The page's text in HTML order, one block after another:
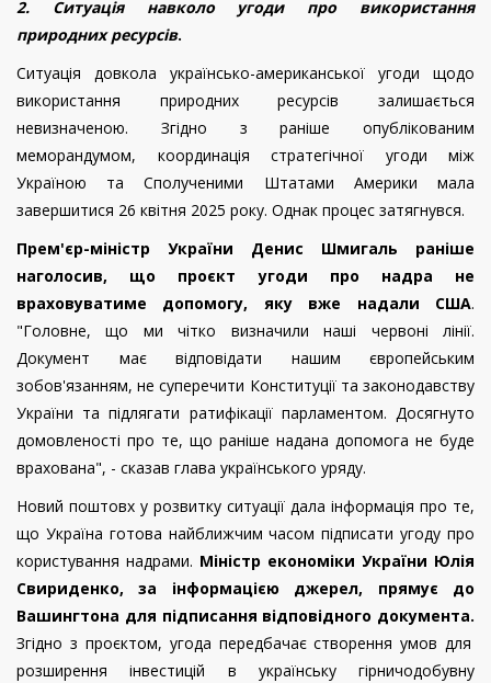
2. Ситуація навколо угоди про використання
природних ресурсів.
Ситуація довкола українсько-американської угоди щодо
використання природних ресурсів залишається
невизначеною. Згідно з раніше опублікованим
меморандумом, координація стратегічної угоди між
Україною та Сполученими Штатами Америки мала
завершитися 26 квітня 2025 року. Однак процес затягнувся.
Прем'єр-міністр України Денис Шмигаль раніше
наголосив, що проєкт угоди про надра не
враховуватиме допомогу, яку вже надали США.
"Головне, що ми чітко визначили наші червоні лінії.
Документ має відповідати нашим європейським
зобов'язанням, не суперечити Конституції та законодавству
України та підлягати ратифікації парламентом. Досягнуто
домовленості про те, що раніше надана допомога не буде
врахована", - сказав глава українського уряду.
Новий поштовх у розвитку ситуації дала інформація про те,
що Україна готова найближчим часом підписати угоду про
користування надрами. Міністр економіки України Юлія
Свириденко, за інформацією джерел, прямує до
Вашингтона для підписання відповідного документа.
Згідно з проєктом, угода передбачає створення умов для
розширення інвестицій в українську гірничодобувну